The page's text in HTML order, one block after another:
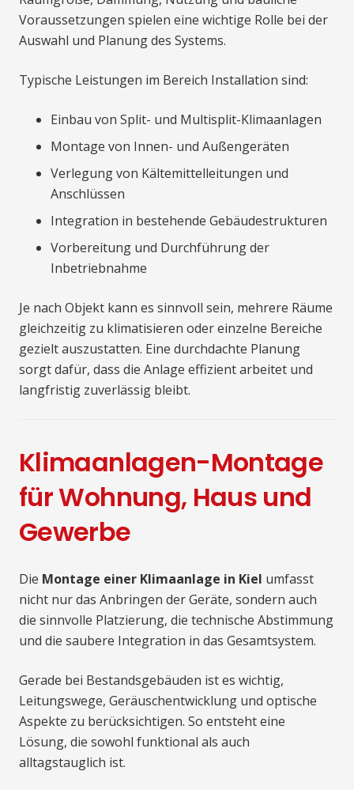
Voraussetzungen spielen eine wichtige Rolle bei der
Auswahl und Planung des Systems.
Typische Leistungen im Bereich Installation sind:
Einbau von Split- und Multisplit-Klimaanlagen
Montage von Innen- und Außengeräten
Verlegung von Kältemittelleitungen und
Anschlüssen
Integration in bestehende Gebäudestrukturen
Vorbereitung und Durchführung der
Inbetriebnahme
Je nach Objekt kann es sinnvoll sein, mehrere Räume
gleichzeitig zu klimatisieren oder einzelne Bereiche
gezielt auszustatten. Eine durchdachte Planung
sorgt dafür, dass die Anlage effizient arbeitet und
langfristig zuverlässig bleibt.
Klimaanlagen-Montage
für Wohnung, Haus und
Gewerbe
Die Montage einer Klimaanlage in Kiel umfasst
nicht nur das Anbringen der Geräte, sondern auch
die sinnvolle Platzierung, die technische Abstimmung
und die saubere Integration in das Gesamtsystem.
Gerade bei Bestandsgebäuden ist es wichtig,
Leitungswege, Geräuschentwicklung und optische
Aspekte zu berücksichtigen. So entsteht eine
Lösung, die sowohl funktional als auch
alltagstauglich ist.